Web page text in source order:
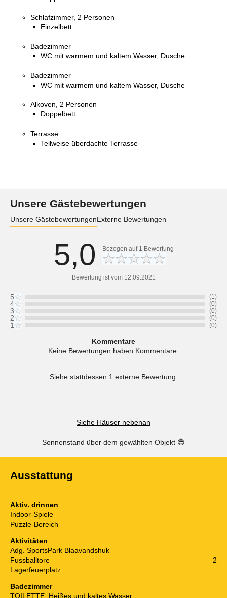
Schlafzimmer, 2 Personen
Einzelbett
Badezimmer
WC mit warmem und kaltem Wasser, Dusche
Badezimmer
WC mit warmem und kaltem Wasser, Dusche
Alkoven, 2 Personen
Doppelbett
Terrasse
Teilweise überdachte Terrasse
Unsere Gästebewertungen
Unsere GästebewertungenExterne Bewertungen
5,0 Bezogen auf 1 Bewertung
Bewertung ist vom 12.09.2021
5 (1)
4 (0)
3 (0)
2 (0)
1 (0)
Kommentare
Keine Bewertungen haben Kommentare.
Siehe stattdessen 1 externe Bewertung.
Siehe Häuser nebenan
Sonnenstand über dem gewählten Objekt 😎
Ausstattung
Aktiv. drinnen
Indoor-Spiele
Puzzle-Bereich
Aktivitäten
Adg. SportsPark Blaavandshuk
Fussballtore
2
Lagerfeuerplatz
Badezimmer
TOILETTE. Heißes und kaltes Wasser